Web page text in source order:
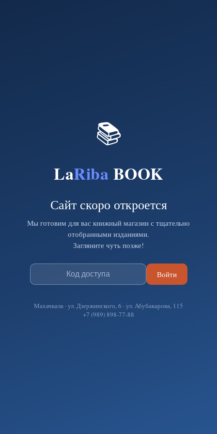
📚
LaRiba BOOK
Сайт скоро откроется
Мы готовим для вас книжный магазин с тщательно
отобранными изданиями.
Загляните чуть позже!
Войти
Махачкала · ул. Дзержинского, 6 · ул. Абубакарова, 115
+7 (989) 898-77-88